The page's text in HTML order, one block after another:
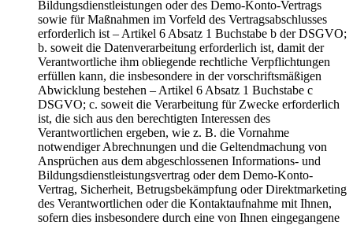
Bildungsdienstleistungen oder des Demo-Konto-Vertrags
sowie für Maßnahmen im Vorfeld des Vertragsabschlusses
erforderlich ist – Artikel 6 Absatz 1 Buchstabe b der DSGVO;
b. soweit die Datenverarbeitung erforderlich ist, damit der
Verantwortliche ihm obliegende rechtliche Verpflichtungen
erfüllen kann, die insbesondere in der vorschriftsmäßigen
Abwicklung bestehen – Artikel 6 Absatz 1 Buchstabe c
DSGVO; c. soweit die Verarbeitung für Zwecke erforderlich
ist, die sich aus den berechtigten Interessen des
Verantwortlichen ergeben, wie z. B. die Vornahme
notwendiger Abrechnungen und die Geltendmachung von
Ansprüchen aus dem abgeschlossenen Informations- und
Bildungsdienstleistungsvertrag oder dem Demo-Konto-
Vertrag, Sicherheit, Betrugsbekämpfung oder Direktmarketing
des Verantwortlichen oder die Kontaktaufnahme mit Ihnen,
sofern dies insbesondere durch eine von Ihnen eingegangene